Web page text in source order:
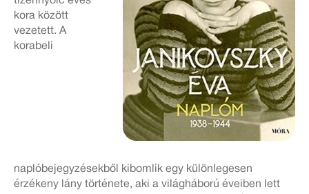
kora között
vezetett. A
korabeli
naplóbejegyzésekből kibomlik egy különlegesen
érzékeny lány története, aki a világháború éveiben lett